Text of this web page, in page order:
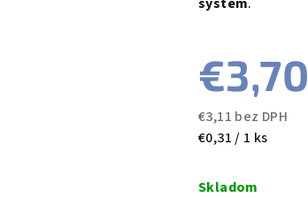
€3,70
€3,11 bez DPH
Jednotková
€0,31 / 1 ks
Skladom